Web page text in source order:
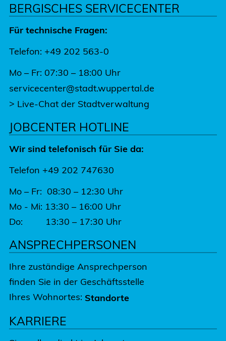
BERGISCHES SERVICECENTER
Für technische Fragen:
Telefon: +49 202 563-0
Mo – Fr: 07:30 – 18:00 Uhr
servicecenter@stadt.wuppertal.de
> Live-Chat der Stadtverwaltung
JOBCENTER HOTLINE
Wir sind telefonisch für Sie da:
Telefon +49 202 747630
Mo – Fr: 08:30 – 12:30 Uhr
Mo - Mi: 13:30 – 16:00 Uhr
Do: 13:30 – 17:30 Uhr
ANSPRECHPERSONEN
Ihre zuständige Ansprechperson
finden Sie in der Geschäftsstelle
Ihres Wohnortes: Standorte
KARRIERE